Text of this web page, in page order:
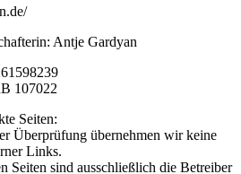
Antje Gardyan
107022
Seiten:
Überprüfung übernehmen wir keine
Links.
Seiten sind ausschließlich die Betreiber